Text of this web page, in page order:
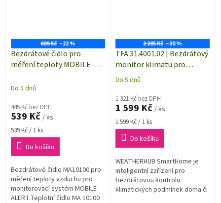
699 Kč –22 %
Bezdrátové čidlo pro
měření teploty MOBILE-
Do 5 dnů
445 Kč bez DPH
539 Kč / ks
Měrná
cena:
539 Kč / 1 ks
Do košíku
Bezdrátové čidlo MA10100 pro
měření teploty vzduchu pro
monitorovací systém MOBILE-
ALERT.Teplotní čidlo MA 10100
2 285 Kč –30 %
TFA 31.4001.02 | Bezdrátový
monitor klimatu pro
systém WEATHERHUB
Průměrné
produktu
je
5,0
z
hvězdiček.
Do 5 dnů
1 321 Kč bez DPH
1 599 Kč / ks
Měrná
cena:
1 599 Kč / 1 ks
Do košíku
WEATHERHUB SmartHome je
inteligentní zařízení pro
bezdrátovou kontrolu
klimatických podmínek doma či